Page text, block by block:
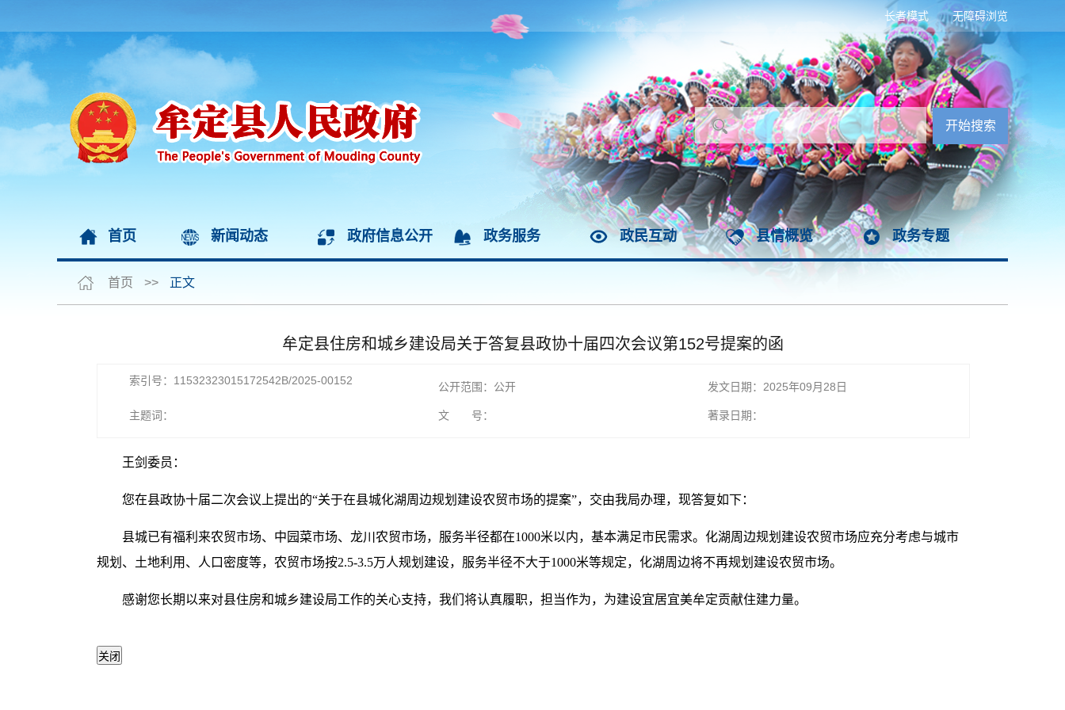
无障碍浏览
长者模式
首页 新闻动态 政府信息公开 政务服务 政民互动 县情概览 政务专题
首页 >> 正文
牟定县住房和城乡建设局关于答复县政协十届四次会议第152号提案的函
索引号：11532323015172542B/2025-00152 公开范围：公开 发文日期：2025年09月28日
主题词： 文 号： 著录日期：
王剑委员：
您在县政协十届二次会议上提出的“关于在县城化湖周边规划建设农贸市场的提案”，交由我局办理，现答复如下：
县城已有福利来农贸市场、中园菜市场、龙川农贸市场，服务半径都在1000米以内，基本满足市民需求。化湖周边规划建设农贸市场应充分考虑与城市
规划、土地利用、人口密度等，农贸市场按2.5-3.5万人规划建设，服务半径不大于1000米等规定，化湖周边将不再规划建设农贸市场。
感谢您长期以来对县住房和城乡建设局工作的关心支持，我们将认真履职，担当作为，为建设宜居宜美牟定贡献住建力量。